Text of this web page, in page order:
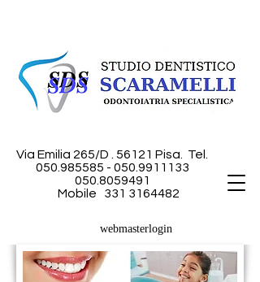
Via Emilia 265/D . 56121 Pisa.
Tel.
050.985585 - 050 .9911133
050.8059491
Mobile 331 3164482
webmasterlogin